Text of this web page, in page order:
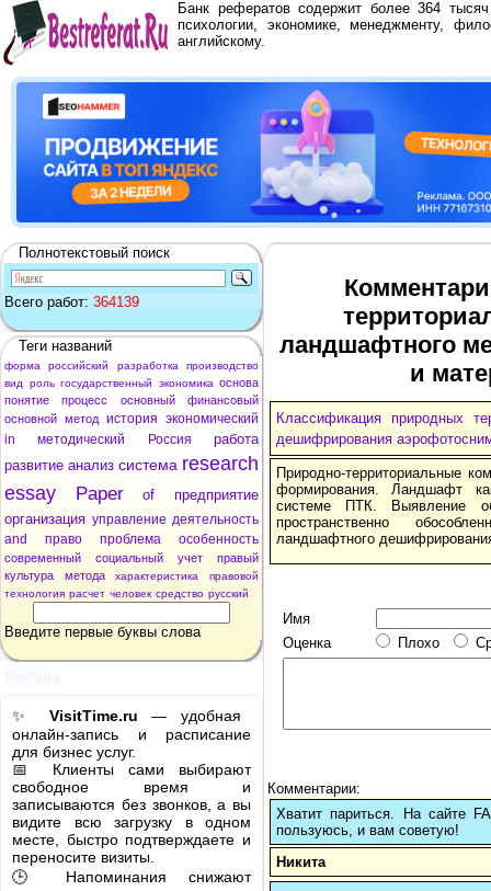
Банк рефератов содержит более 364
психологии, экономике, менеджменту,
английскому.
Полнотекстовый поиск
Всего работ: 364139
Теги названий
форма российский разработка
производство
вид
роль государственный экономика основа
понятие
процесс основный
финансовый
основной метод история экономический
in
методический Россия
работа
развитие анализ система research
essay
Paper of
предприятие
организация управление деятельность
and
право проблема особенность
современный социальный учет
правый
культура
метода характеристика
правовой
технология расчет человек средство русский
Введите первые буквы слова
✨ VisitTime.ru — удобная
онлайн-запись и расписание
для бизнес услуг.
📅 Клиенты сами выбирают
свободное время и
записываются без звонков, а вы
видите всю загрузку в одном
месте, быстро подтверждаете и
переносите визиты.
🕒 Напоминания снижают
ландшафтного
и
Классификация природных
дешифрирования
Природно-территориальные
формирования. Ландшафт
системе ПТК. Выявление
пространственно
ландшафтного
Имя
Оценка
Плохо
Комментарии:
Хватит париться. На сайте
пользуюсь, и вам советую!
Никита